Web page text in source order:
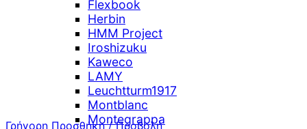
Flexbook
Herbin
HMM Project
Iroshizuku
Kaweco
LAMY
Leuchtturm1917
Montblanc
Montegrappa
Γρήγορη Προσθήκη / Προβολή